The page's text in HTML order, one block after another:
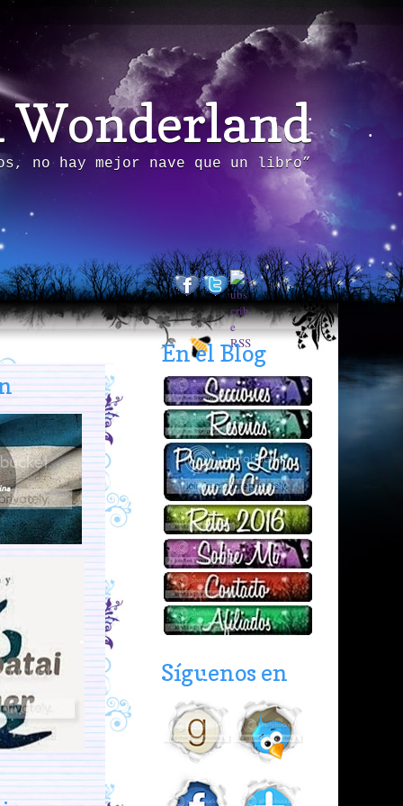
Wonderland
no hay mejor nave que un libro”
En el Blog
Síguenos en